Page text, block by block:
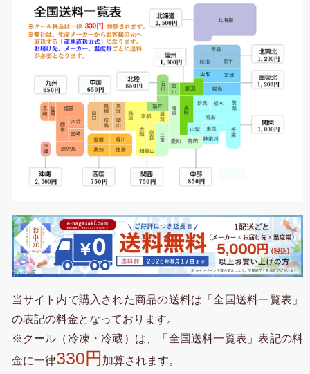
当サイト内で購入された商品の送料は「全国送料一覧表」
の表記の料金となっております。
※クール（冷凍・冷蔵）は、「全国送料一覧表」表記の料
金に一律330円 加算されます。